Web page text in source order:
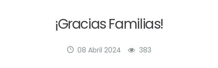
¡Gracias Familias!
08 Abril 2024 383